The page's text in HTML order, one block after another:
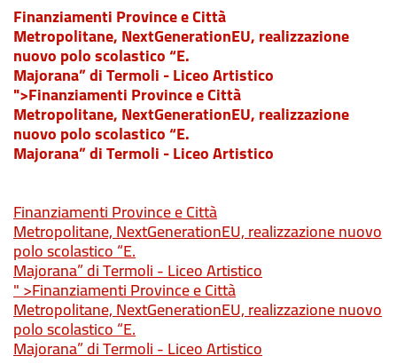
Finanziamenti Province e Città
Metropolitane,NextGenerationEU, realizzazione
nuovo polo scolastico “E.
Majorana” di Termoli - Liceo Artistico
">Finanziamenti Province e Città
Metropolitane,NextGenerationEU, realizzazione
nuovo polo scolastico “E.
Majorana” di Termoli - Liceo Artistico
Finanziamenti Province e Città
Metropolitane,NextGenerationEU, realizzazione nuovo
polo scolastico “E.
Majorana” di Termoli - Liceo Artistico
" >Finanziamenti Province e Città
Metropolitane,NextGenerationEU, realizzazione nuovo
polo scolastico “E.
Majorana” di Termoli - Liceo Artistico